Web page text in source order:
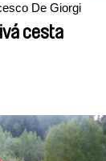
De Giorgi
cesta